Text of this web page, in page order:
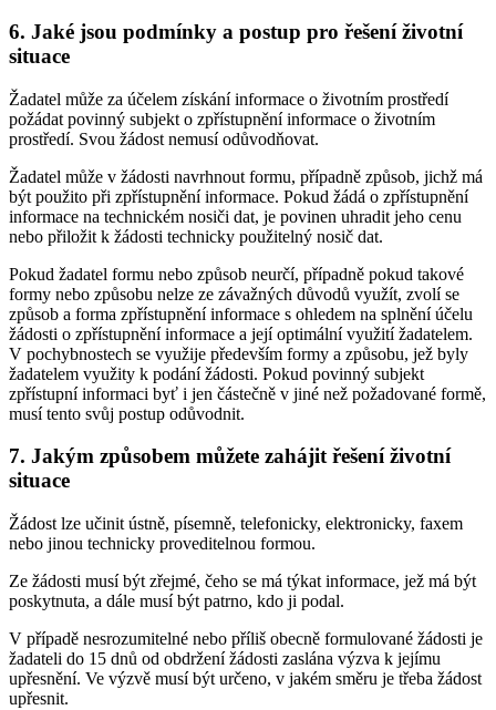
6. Jaké jsou podmínky a postup pro řešení životní
situace
Žadatel může za účelem získání informace o životním prostředí
požádat povinný subjekt o zpřístupnění informace o životním
prostředí. Svou žádost nemusí odůvodňovat.
Žadatel může v žádosti navrhnout formu, případně způsob, jichž má
být použito při zpřístupnění informace. Pokud žádá o zpřístupnění
informace na technickém nosiči dat, je povinen uhradit jeho cenu
nebo přiložit k žádosti technicky použitelný nosič dat.
Pokud žadatel formu nebo způsob neurčí, případně pokud takové
formy nebo způsobu nelze ze závažných důvodů využít, zvolí se
způsob a forma zpřístupnění informace s ohledem na splnění účelu
žádosti o zpřístupnění informace a její optimální využití žadatelem.
V pochybnostech se využije především formy a způsobu, jež byly
žadatelem využity k podání žádosti. Pokud povinný subjekt
zpřístupní informaci byť i jen částečně v jiné než požadované formě,
musí tento svůj postup odůvodnit.
7. Jakým způsobem můžete zahájit řešení životní
situace
Žádost lze učinit ústně, písemně, telefonicky, elektronicky, faxem
nebo jinou technicky proveditelnou formou.
Ze žádosti musí být zřejmé, čeho se má týkat informace, jež má být
poskytnuta, a dále musí být patrno, kdo ji podal.
V případě nesrozumitelné nebo příliš obecně formulované žádosti je
žadateli do 15 dnů od obdržení žádosti zaslána výzva k jejímu
upřesnění. Ve výzvě musí být určeno, v jakém směru je třeba žádost
upřesnit.